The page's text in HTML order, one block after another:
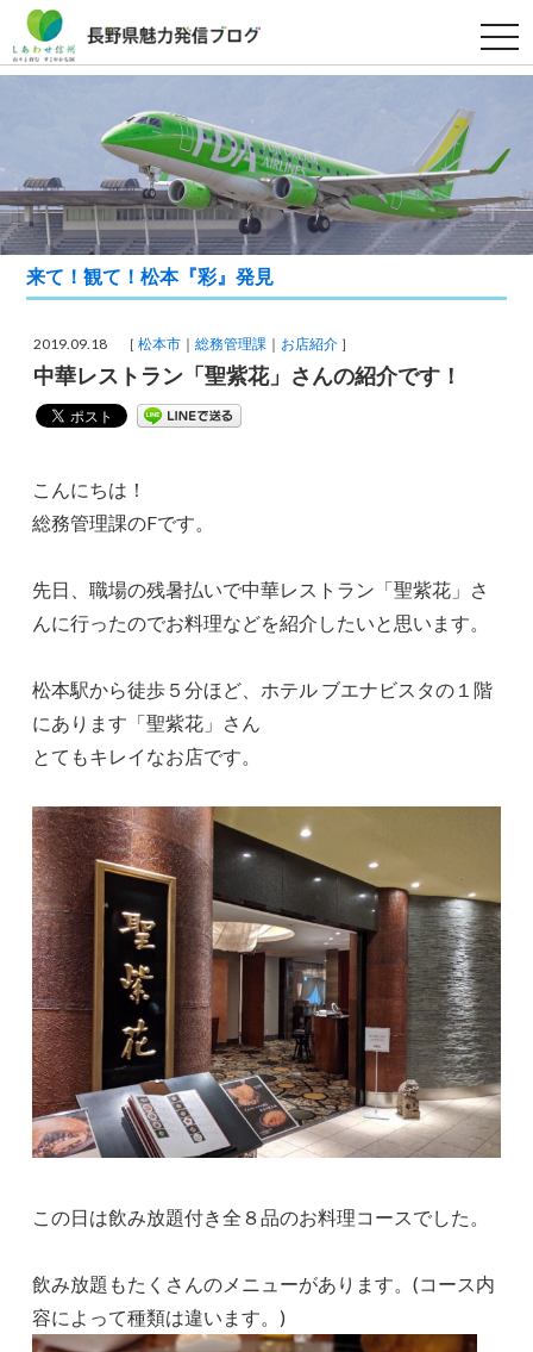
t
o
g
a
i
g
a
t
n
来て！観て！松本『彩』発見
2019.09.18 ［松本市 総務管理課 お店紹介 ］
中華レストラン「聖紫花」さんの紹介です！
こんにちは！
総務管理課のFです。
先日、職場の残暑払いで中華レストラン「聖紫花」さ
んに行ったのでお料理などを紹介したいと思います。
松本駅から徒歩５分ほど、ホテル ブエナビスタの１階
にあります「聖紫花」さん
とてもキレイなお店です。
この日は飲み放題付き全８品のお料理コースでした。
飲み放題もたくさんのメニューがあります。(コース内
容によって種類は違います。)